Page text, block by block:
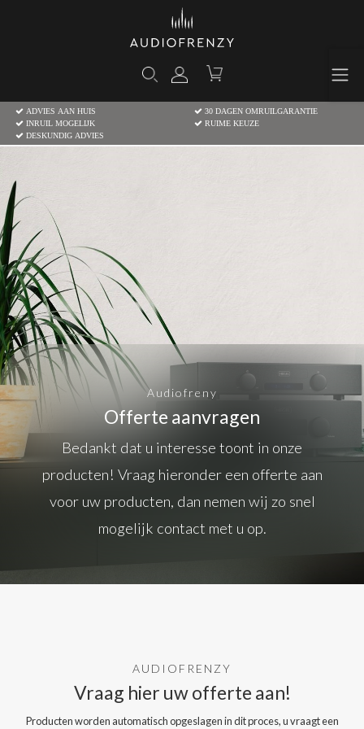
ADVIES AAN HUIS
30 DAGEN OMRUILGARANTIE
INRUIL MOGELIJK
RUIME KEUZE
DESKUNDIG ADVIES
Audiofreny
Offerte aanvragen
Bedankt dat u interesse toont in onze
producten! Vraag hieronder een offerte aan
voor uw producten, dan nemen wij zo snel
mogelijk contact met u op.
AUDIOFRENZY
Vraag hier uw offerte aan!
Producten worden automatisch opgeslagen in dit proces, u vraagt een